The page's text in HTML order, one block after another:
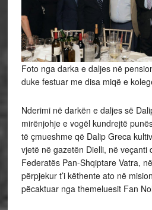
Foto nga darka e daljes në
duke festuar me disa miqë e
Nderimi në darkën e daljes së
mirënjohje e vogël kundrejtë
të çmueshme që Dalip Greca
vjetë në gazetën Dielli, në veçanti
Federatës Pan-Shqiptare Vatra,
përpjekur t’i këthente ato në
pëcaktuar nga themeluesit Fan